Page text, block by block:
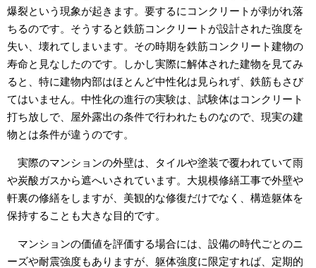
爆裂という現象が起きます。要するにコンクリートが剥がれ落
ちるのです。そうすると鉄筋コンクリートが設計された強度を
失い、壊れてしまいます。その時期を鉄筋コンクリート建物の
寿命と見なしたのです。しかし実際に解体された建物を見てみ
ると、特に建物内部はほとんど中性化は見られず、鉄筋もさび
てはいません。中性化の進行の実験は、試験体はコンクリート
打ち放しで、屋外露出の条件で行われたものなので、現実の建
物とは条件が違うのです。
実際のマンションの外壁は、タイルや塗装で覆われていて雨
や炭酸ガスから遮へいされています。大規模修繕工事で外壁や
軒裏の修繕をしますが、美観的な修復だけでなく、構造躯体を
保持することも大きな目的です。
マンションの価値を評価する場合には、設備の時代ごとのニ
ーズや耐震強度もありますが、躯体強度に限定すれば、定期的